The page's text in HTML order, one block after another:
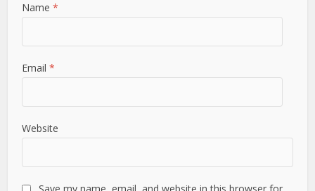
Name*
Email*
Website
Save my name, email, and website in this browser for